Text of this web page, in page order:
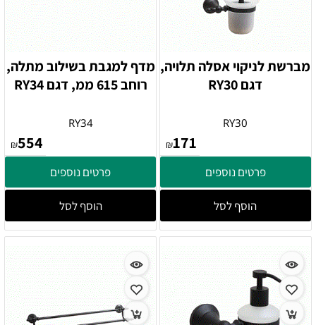
מברשת לניקוי אסלה תלויה,
דגם RY30
RY30
₪171
פרטים נוספים
הוסף לסל
מדף למגבת בשילוב מתלה,
רוחב 615 ממ, דגם RY34
RY34
₪554
פרטים נוספים
הוסף לסל